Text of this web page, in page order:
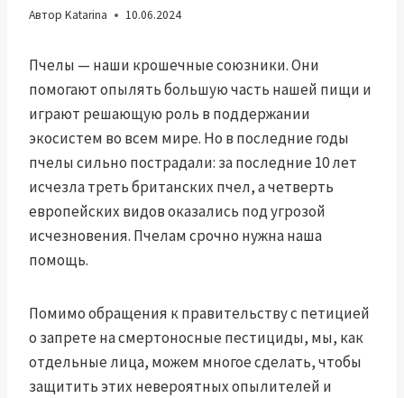
Автор Katarina 10.06.2024
Пчелы — наши крошечные союзники. Они
помогают опылять большую часть нашей пищи и
играют решающую роль в поддержании
экосистем во всем мире. Но в последние годы
пчелы сильно пострадали: за последние 10 лет
исчезла треть британских пчел, а четверть
европейских видов оказались под угрозой
исчезновения. Пчелам срочно нужна наша
помощь.
Помимо обращения к правительству с петицией
о запрете на смертоносные пестициды, мы, как
отдельные лица, можем многое сделать, чтобы
защитить этих невероятных опылителей и